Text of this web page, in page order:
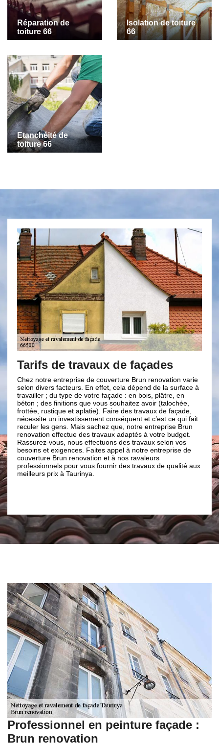
Réparation de
toiture 66
Isolation de toiture
66
Etanchéité de
toiture 66
et
Tarifs de travaux de façades
Chez notre entreprise de couverture Brun renovation varie
selon divers facteurs. En effet, cela dépend de la surface à
travailler ; du type de votre façade : en bois, plâtre, en
béton ; des finitions que vous souhaitez avoir (talochée,
frottée, rustique et aplatie). Faire des travaux de façade,
nécessite un investissement conséquent et c’est ce qui fait
reculer les gens. Mais sachez que, notre entreprise Brun
renovation effectue des travaux adaptés à votre budget.
Rassurez-vous, nous effectuons des travaux selon vos
besoins et exigences. Faites appel à notre entreprise de
couverture Brun renovation et à nos ravaleurs
professionnels pour vous fournir des travaux de qualité aux
meilleurs prix à Taurinya.
Professionnel en peinture façade :
Brun renovation